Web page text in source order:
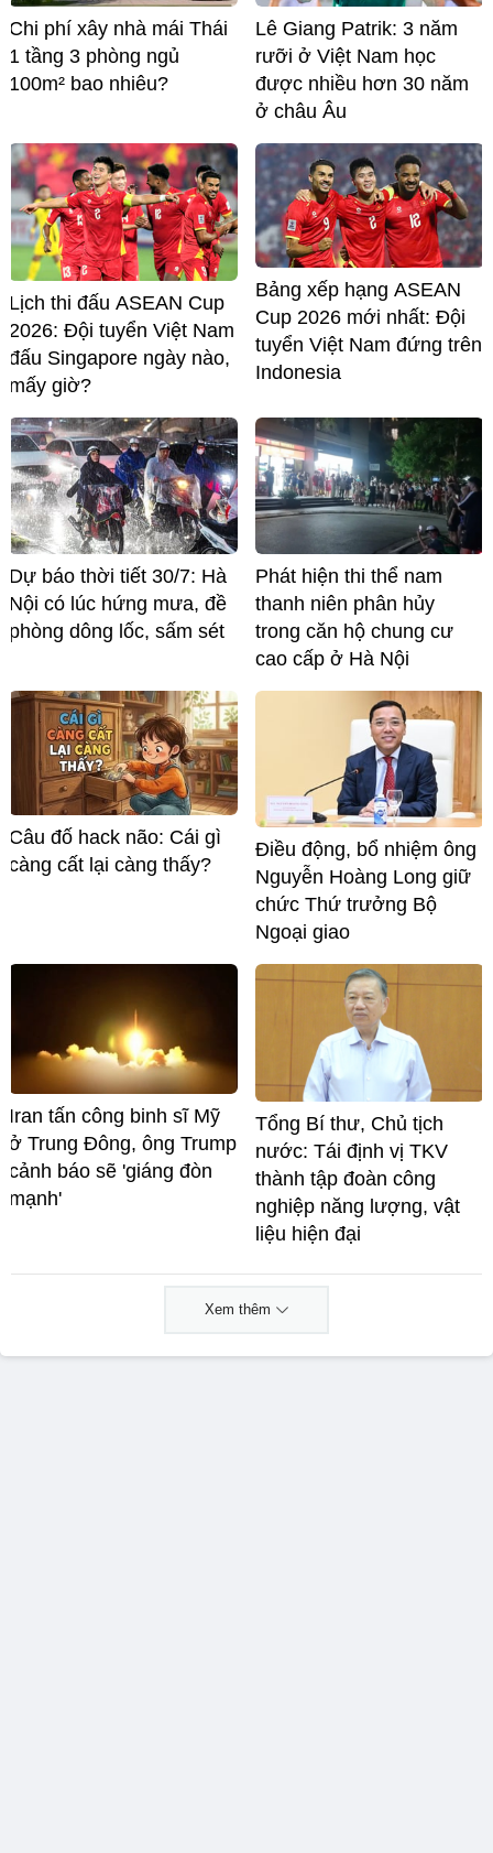
Chi phí xây nhà mái Thái
1 tầng 3 phòng ngủ
100m² bao nhiêu?
Lê Giang Patrik: 3 năm
rưỡi ở Việt Nam học
được nhiều hơn 30 năm
ở châu Âu
Lịch thi đấu ASEAN Cup
2026: Đội tuyển Việt Nam
đấu Singapore ngày nào,
mấy giờ?
Bảng xếp hạng ASEAN
Cup 2026 mới nhất: Đội
tuyển Việt Nam đứng trên
Indonesia
Dự báo thời tiết 30/7: Hà
Nội có lúc hứng mưa, đề
phòng dông lốc, sấm sét
Phát hiện thi thể nam
thanh niên phân hủy
trong căn hộ chung cư
cao cấp ở Hà Nội
Câu đố hack não: Cái gì
càng cất lại càng thấy?
Điều động, bổ nhiệm ông
Nguyễn Hoàng Long giữ
chức Thứ trưởng Bộ
Ngoại giao
Iran tấn công binh sĩ Mỹ
ở Trung Đông, ông Trump
cảnh báo sẽ 'giáng đòn
mạnh'
Tổng Bí thư, Chủ tịch
nước: Tái định vị TKV
thành tập đoàn công
nghiệp năng lượng, vật
liệu hiện đại
Xem thêm